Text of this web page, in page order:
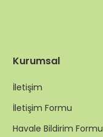
Kurumsal
İletişim
İletişim Formu
Havale Bildirim Formu